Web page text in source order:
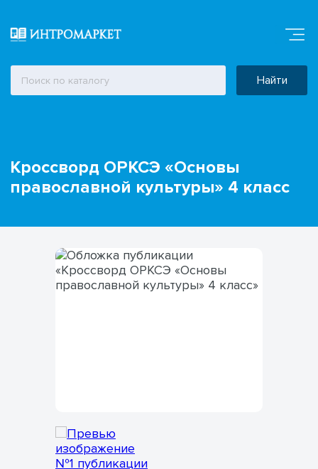
Найти
Кроссворд ОРКСЭ «Основы
православной культуры» 4 класс